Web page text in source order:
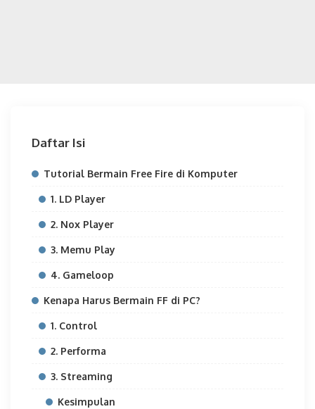
Daftar Isi
Tutorial Bermain Free Fire di Komputer
1. LD Player
2. Nox Player
3. Memu Play
4. Gameloop
Kenapa Harus Bermain FF di PC?
1. Control
2. Performa
3. Streaming
Kesimpulan